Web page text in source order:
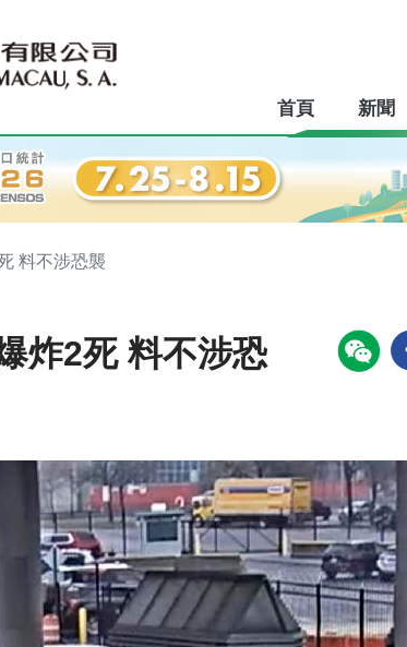
首頁 新聞
料不涉恐襲
炸2死 料不涉恐